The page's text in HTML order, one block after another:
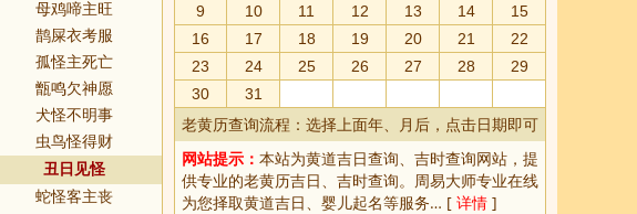
母鸡啼主旺
鹊屎衣考服
孤怪主死亡
甑鸣欠神愿
犬怪不明事
虫鸟怪得财
丑日见怪
蛇怪客主丧
9
10 11 12 13 14
15
16
17 18 19 20 21
22
23
24 25 26 27 28
29
30
31
老黄历查询流程：选择上面年、月后，点击日期即可
网站提示： 本站为黄道吉日查询、 吉时查询网站，提
供专业的老黄历吉日、吉时查询。周易大师专业在线
为您择取黄道吉日、婴儿起名等服务… [ 详情 ]